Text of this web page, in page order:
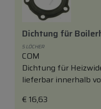
Dichtung für
5 LÖCHER
COM
Dichtung für
lieferbar innerhalb
€ 16,63